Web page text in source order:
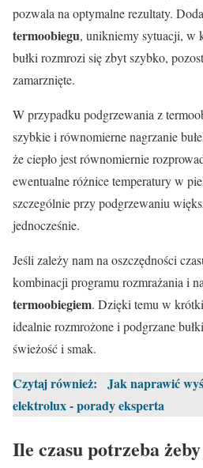
pozwala na optymalne rezultaty.
termoobiegu, unikniemy sytuacji, w
bułki rozmrozi się zbyt szybko,
zamarznięte.
W przypadku podgrzewania z
szybkie i równomierne nagrzanie
że ciepło jest równomiernie
ewentualne różnice temperatury w
szczególnie przy podgrzewaniu
jednocześnie.
Jeśli zależy nam na oszczędności
kombinacji programu rozmrażania i
termoobiegiem. Dzięki temu w
idealnie rozmrożone i podgrzane
świeżość i smak.
Czytaj również:
Jak naprawić
elektrolux - porady eksperta
Ile czasu potrzeba